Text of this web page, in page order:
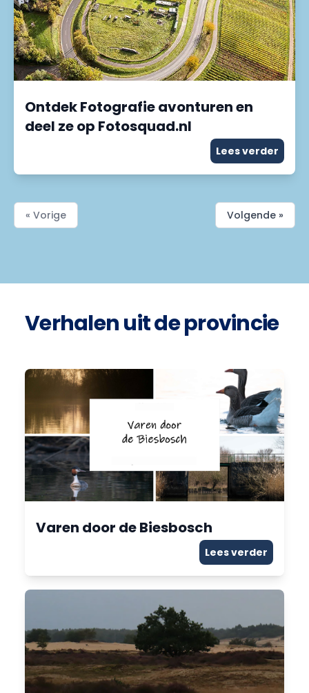
Ontdek Fotografie avonturen en
deel ze op Fotosquad.nl
Lees verder
« Vorige Volgende »
Verhalen uit de provincie
Varen door de Biesbosch
Lees verder